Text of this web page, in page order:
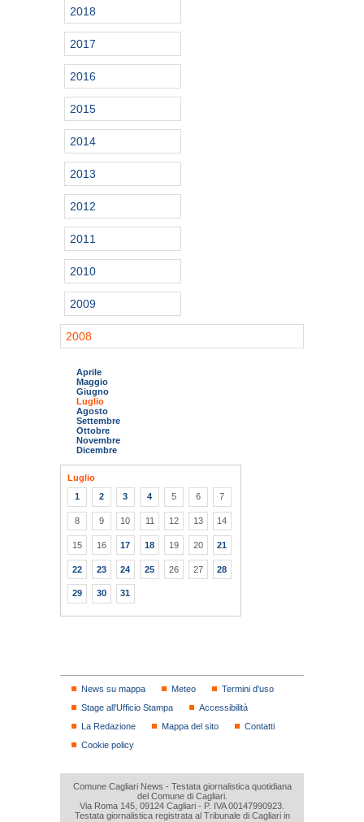
2018
2017
2016
2015
2014
2013
2012
2011
2010
2009
2008
Aprile
Maggio
Giugno
Luglio
Agosto
Settembre
Ottobre
Novembre
Dicembre
Luglio
1
2 3 4 5 6 7
8 9 10 11 12 13 14
15 16 17 18 19 20 21
22 23 24 25 26 27 28
29 30 31
News su mappa Meteo
Termini d'uso
Stage all'Ufficio Stampa
Accessibilità
La Redazione
Mappa del sito
Contatti
Cookie policy
Comune Cagliari News - Testata giornalistica quotidiana
del Comune di Cagliari.
Via Roma 145, 09124 Cagliari - P. IVA 00147990923.
Testata giornalistica registrata al Tribunale di Cagliari in